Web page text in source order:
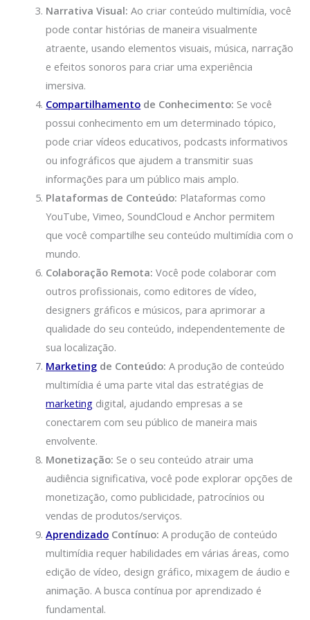
Narrativa Visual: Ao criar conteúdo multimídia, você
pode contar histórias de maneira visualmente
atraente, usando elementos visuais, música, narração
e efeitos sonoros para criar uma experiência
imersiva.
Compartilhamento de Conhecimento: Se você
possui conhecimento em um determinado tópico,
pode criar vídeos educativos, podcasts informativos
ou infográficos que ajudem a transmitir suas
informações para um público mais amplo.
Plataformas de Conteúdo: Plataformas como
YouTube, Vimeo, SoundCloud e Anchor permitem
que você compartilhe seu conteúdo multimídia com o
mundo.
Colaboração Remota: Você pode colaborar com
outros profissionais, como editores de vídeo,
designers gráficos e músicos, para aprimorar a
qualidade do seu conteúdo, independentemente de
sua localização.
Marketing de Conteúdo: A produção de conteúdo
multimídia é uma parte vital das estratégias de
marketing digital, ajudando empresas a se
conectarem com seu público de maneira mais
envolvente.
Monetização: Se o seu conteúdo atrair uma
audiência significativa, você pode explorar opções de
monetização, como publicidade, patrocínios ou
vendas de produtos/serviços.
Aprendizado Contínuo: A produção de conteúdo
multimídia requer habilidades em várias áreas, como
edição de vídeo, design gráfico, mixagem de áudio e
animação. A busca contínua por aprendizado é
fundamental.